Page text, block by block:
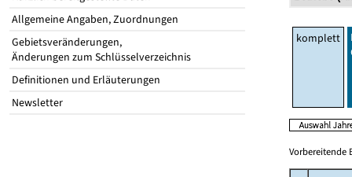
Allgemeine Angaben, Zuordnungen
Gebietsveränderungen,
Änderungen zum Schlüsselverzeichnis
Definitionen und Erläuterungen
Newsletter
komplett
Vorbereitende